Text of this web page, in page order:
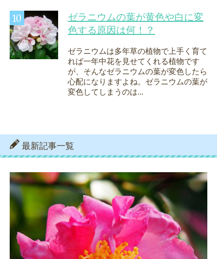
ゼラニウムの葉が黄色や白に変
色する原因は何！？
ゼラニウムは多年草の植物で上手く育て
れば一年中花を見せてくれる植物です
が、そんなゼラニウムの葉が変色したら
心配になりますよね。ゼラニウムの葉が
変色してしまうのは...
最新記事一覧